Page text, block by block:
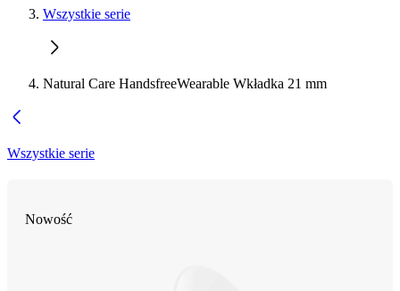
Wszystkie serie
Natural Care HandsfreeWearable Wkładka 21 mm
Wszystkie serie
Nowość